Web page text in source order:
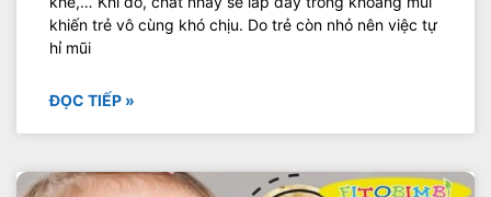
khiến trẻ vô cùng khó chịu. Do trẻ còn nhỏ nên việc tự
hỉ mũi
ĐỌC TIẾP »